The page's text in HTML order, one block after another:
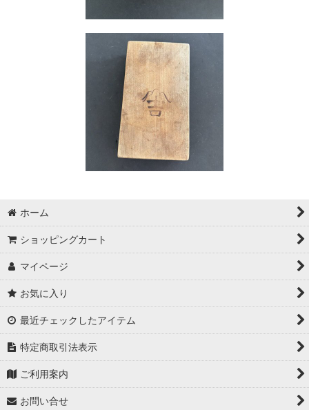
ホーム
ショッピングカート
マイページ
お気に入り
最近チェックしたアイテム
特定商取引法表示
ご利用案内
お問い合せ